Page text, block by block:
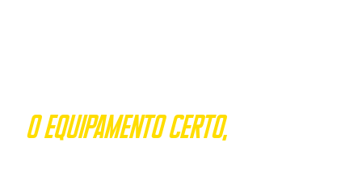
O Equipamento certo,